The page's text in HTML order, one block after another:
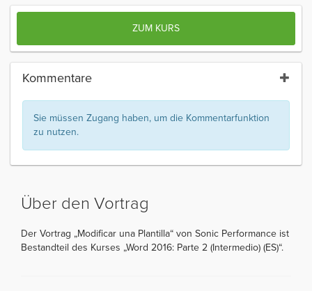
ZUM KURS
Kommentare
Sie müssen Zugang haben, um die Kommentarfunktion
zu nutzen.
Über den Vortrag
Der Vortrag „Modificar una Plantilla“ von Sonic Performance ist
Bestandteil des Kurses „Word 2016: Parte 2 (Intermedio) (ES)“.